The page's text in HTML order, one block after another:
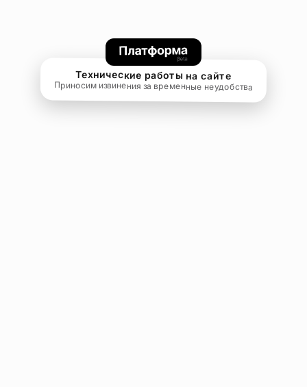
Технические работы на сайте
Приносим извинения за временные неудобства